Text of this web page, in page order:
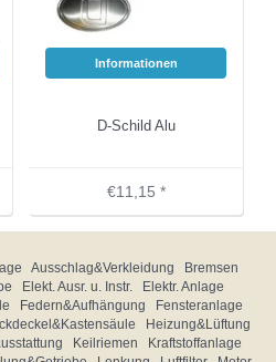
Informationen
D-Schild Alu
€11,15 *
Ausschlag&Verkleidung
Bremsen
Elekt. Ausr. u. Instr.
Elektr. Anlage
Federn&Aufhängung
Fensteranlage
Heizung&Lüftung
Keilriemen
Kraftstoffanlage